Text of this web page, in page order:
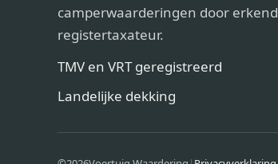
camperwaarderingen door erkend
registertaxateur.
TMV en VRT geregistreerd
Landelijke dekking